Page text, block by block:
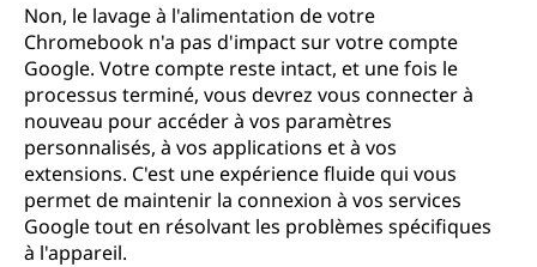
Non, le lavage à l'alimentation de votre
Chromebook n'a pas d'impact sur votre compte
Google. Votre compte reste intact, et une fois le
processus terminé, vous devrez vous connecter à
nouveau pour accéder à vos paramètres
personnalisés, à vos applications et à vos
extensions. C'est une expérience fluide qui vous
permet de maintenir la connexion à vos services
Google tout en résolvant les problèmes spécifiques
à l'appareil.